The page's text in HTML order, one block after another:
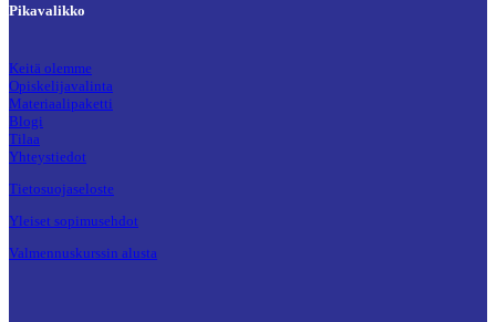
Pikavalikko
Keitä olemme
Opiskelijavalinta
Materiaalipaketti
Blogi
Tilaa
Yhteystiedot
Tietosuojaseloste
Yleiset sopimusehdot
Valmennuskurssin alusta